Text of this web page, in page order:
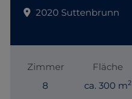
2020 Suttenbrunn
Zimmer
8
Fläche
ca. 300 m2